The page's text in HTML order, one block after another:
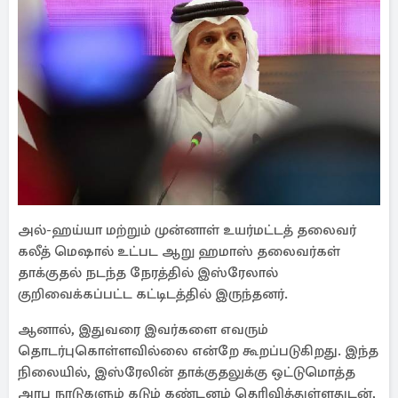
அல்-ஹய்யா மற்றும் முன்னாள் உயர்மட்டத் தலைவர்
கலீத் மெஷால் உட்பட ஆறு ஹமாஸ் தலைவர்கள்
தாக்குதல் நடந்த நேரத்தில் இஸ்ரேலால்
குறிவைக்கப்பட்ட கட்டிடத்தில் இருந்தனர்.
ஆனால், இதுவரை இவர்களை எவரும்
தொடர்புகொள்ளவில்லை என்றே கூறப்படுகிறது. இந்த
நிலையில், இஸ்ரேலின் தாக்குதலுக்கு ஒட்டுமொத்த
அரபு நாடுகளும் கடும் கண்டனம் தெரிவித்துள்ளதுடன்,